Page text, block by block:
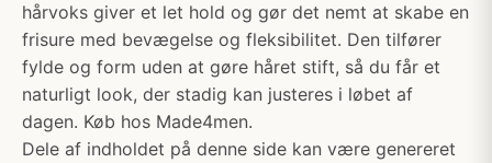
hårvoks giver et let hold og gør det nemt at skabe en
frisure med bevægelse og fleksibilitet. Den tilfører
fylde og form uden at gøre håret stift, så du får et
naturligt look, der stadig kan justeres i løbet af
dagen. Køb hos Made4men.
Dele af indholdet på denne side kan være genereret